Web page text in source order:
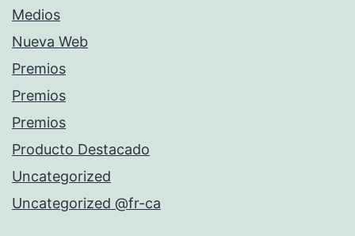
Medios
Nueva Web
Premios
Premios
Premios
Producto Destacado
Uncategorized
Uncategorized @fr-ca